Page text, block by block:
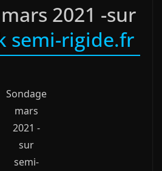
2021 -sur
semi-rigide.fr
Sondage
mars
2021 -
sur
semi-